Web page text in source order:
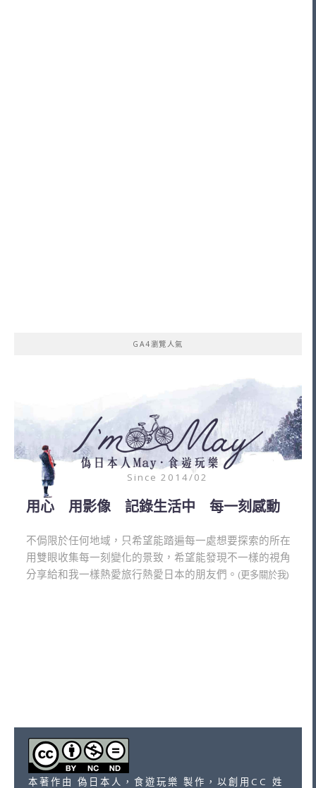
GA4瀏覽人氣
Since 2014/02
用心 用影像 記錄生活中 每一刻感動
不侷限於任何地域，只希望能踏遍每一處想要探索的所在
用雙眼收集每一刻變化的景致，希望能發現不一樣的視角
分享給和我一樣熱愛旅行熱愛日本的朋友們。 (更多關於我)
本著作由 偽日本人，食遊玩樂 製作，以創用CC 姓